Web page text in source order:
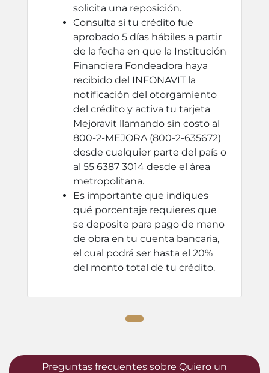
solicita una reposición.
Consulta si tu crédito fue
aprobado 5 días hábiles a partir
de la fecha en que la Institución
Financiera Fondeadora haya
recibido del INFONAVIT la
notificación del otorgamiento
del crédito y activa tu tarjeta
Mejoravit llamando sin costo al
800-2-MEJORA (800-2-635672)
desde cualquier parte del país o
al 55 6387 3014 desde el área
metropolitana.
Es importante que indiques
qué porcentaje requieres que
se deposite para pago de mano
de obra en tu cuenta bancaria,
el cual podrá ser hasta el 20%
del monto total de tu crédito.
Preguntas frecuentes sobre Quiero un